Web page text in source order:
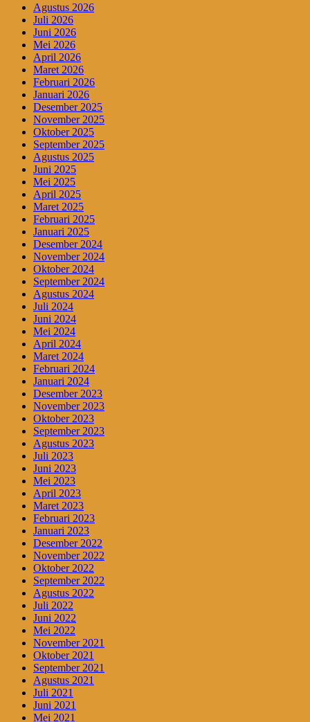
Agustus 2026
Juli 2026
Juni 2026
Mei 2026
April 2026
Maret 2026
Februari 2026
Januari 2026
Desember 2025
November 2025
Oktober 2025
September 2025
Agustus 2025
Juni 2025
Mei 2025
April 2025
Maret 2025
Februari 2025
Januari 2025
Desember 2024
November 2024
Oktober 2024
September 2024
Agustus 2024
Juli 2024
Juni 2024
Mei 2024
April 2024
Maret 2024
Februari 2024
Januari 2024
Desember 2023
November 2023
Oktober 2023
September 2023
Agustus 2023
Juli 2023
Juni 2023
Mei 2023
April 2023
Maret 2023
Februari 2023
Januari 2023
Desember 2022
November 2022
Oktober 2022
September 2022
Agustus 2022
Juli 2022
Juni 2022
Mei 2022
November 2021
Oktober 2021
September 2021
Agustus 2021
Juli 2021
Juni 2021
Mei 2021